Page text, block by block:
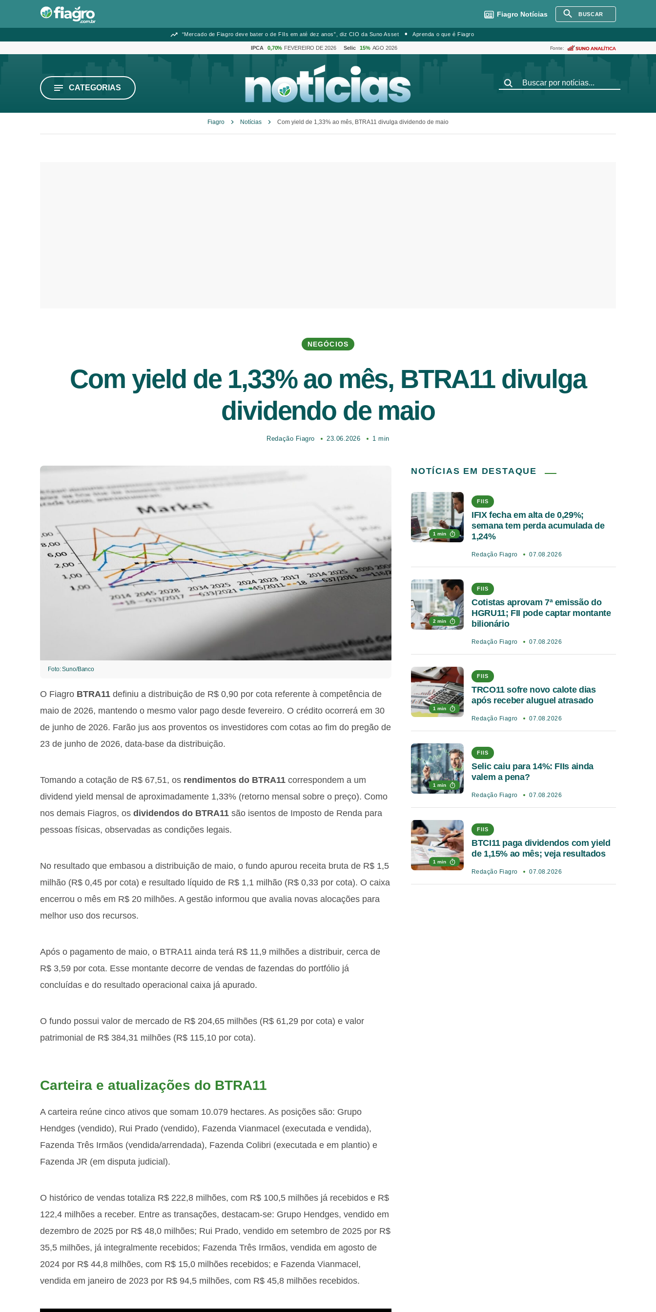
Fiagro Notícias BUSCAR
“Mercado de Fiagro deve bater o de FIIs em até dez anos”, diz CIO da Suno Asset Aprenda o que é Fiagro
IPCA 0,70% FEVEREIRO DE 2026 Selic 15% AGO 2026 Fonte:
CATEGORIAS
Fiagro Notícias Com yield de 1,33% ao mês, BTRA11 divulga dividendo de maio
NEGÓCIOS
Com yield de 1,33% ao mês, BTRA11 divulga
dividendo de maio
Redação Fiagro 23.06.2026 1 min
Foto: Suno/Banco
O Fiagro BTRA11 definiu a distribuição de R$ 0,90 por cota referente à competência de
maio de 2026, mantendo o mesmo valor pago desde fevereiro. O crédito ocorrerá em 30
de junho de 2026. Farão jus aos proventos os investidores com cotas ao fim do pregão de
23 de junho de 2026, data-base da distribuição.
Tomando a cotação de R$ 67,51, os rendimentos do BTRA11 correspondem a um
dividend yield mensal de aproximadamente 1,33% (retorno mensal sobre o preço). Como
nos demais Fiagros, os dividendos do BTRA11 são isentos de Imposto de Renda para
pessoas físicas, observadas as condições legais.
No resultado que embasou a distribuição de maio, o fundo apurou receita bruta de R$ 1,5
milhão (R$ 0,45 por cota) e resultado líquido de R$ 1,1 milhão (R$ 0,33 por cota). O caixa
encerrou o mês em R$ 20 milhões. A gestão informou que avalia novas alocações para
melhor uso dos recursos.
Após o pagamento de maio, o BTRA11 ainda terá R$ 11,9 milhões a distribuir, cerca de
R$ 3,59 por cota. Esse montante decorre de vendas de fazendas do portfólio já
concluídas e do resultado operacional caixa já apurado.
O fundo possui valor de mercado de R$ 204,65 milhões (R$ 61,29 por cota) e valor
patrimonial de R$ 384,31 milhões (R$ 115,10 por cota).
Carteira e atualizações do BTRA11
A carteira reúne cinco ativos que somam 10.079 hectares. As posições são: Grupo
Hendges (vendido), Rui Prado (vendido), Fazenda Vianmacel (executada e vendida),
Fazenda Três Irmãos (vendida/arrendada), Fazenda Colibri (executada e em plantio) e
Fazenda JR (em disputa judicial).
O histórico de vendas totaliza R$ 222,8 milhões, com R$ 100,5 milhões já recebidos e R$
122,4 milhões a receber. Entre as transações, destacam-se: Grupo Hendges, vendido em
dezembro de 2025 por R$ 48,0 milhões; Rui Prado, vendido em setembro de 2025 por R$
35,5 milhões, já integralmente recebidos; Fazenda Três Irmãos, vendida em agosto de
2024 por R$ 44,8 milhões, com R$ 15,0 milhões recebidos; e Fazenda Vianmacel,
vendida em janeiro de 2023 por R$ 94,5 milhões, com R$ 45,8 milhões recebidos.
NOTÍCIAS EM DESTAQUE
1 min
FIIS
IFIX fecha em alta de 0,29%;
semana tem perda acumulada de
1,24%
Redação Fiagro 07.08.2026
2 min
FIIS
Cotistas aprovam 7ª emissão do
HGRU11; FII pode captar montante
bilionário
Redação Fiagro 07.08.2026
1 min
FIIS
TRCO11 sofre novo calote dias
após receber aluguel atrasado
Redação Fiagro 07.08.2026
1 min
FIIS
Selic caiu para 14%: FIIs ainda
valem a pena?
Redação Fiagro 07.08.2026
1 min
FIIS
BTCI11 paga dividendos com yield
de 1,15% ao mês; veja resultados
Redação Fiagro 07.08.2026